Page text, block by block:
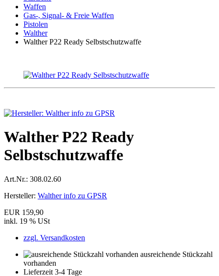
Waffen
Gas-, Signal- & Freie Waffen
Pistolen
Walther
Walther P22 Ready Selbstschutzwaffe
Walther P22 Ready
Selbstschutzwaffe
Art.Nr.: 308.02.60
Hersteller: Walther info zu GPSR
EUR 159,90
inkl. 19 % USt
zzgl. Versandkosten
ausreichende Stückzahl
vorhanden
Lieferzeit 3-4 Tage